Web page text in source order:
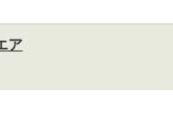
ア